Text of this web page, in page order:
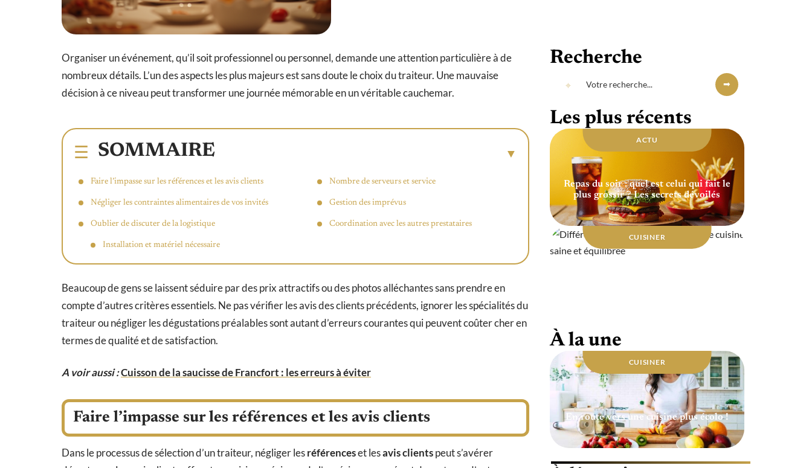
Organiser un événement, qu’il soit professionnel ou personnel, demande une attention particulière à de
nombreux détails. L’un des aspects les plus majeurs est sans doute le choix du traiteur. Une mauvaise
décision à ce niveau peut transformer une journée mémorable en un véritable cauchemar.
SOMMAIRE
Faire l’impasse sur les références et les avis clients
Négliger les contraintes alimentaires de vos invités
Oublier de discuter de la logistique
Installation et matériel nécessaire
Nombre de serveurs et service
Gestion des imprévus
Coordination avec les autres prestataires
Beaucoup de gens se laissent séduire par des prix attractifs ou des photos alléchantes sans prendre en
compte d’autres critères essentiels. Ne pas vérifier les avis des clients précédents, ignorer les spécialités du
traiteur ou négliger les dégustations préalables sont autant d’erreurs courantes qui peuvent coûter cher en
termes de qualité et de satisfaction.
A voir aussi :Cuisson de la saucisse de Francfort : les erreurs à éviter
Faire l’impasse sur les références et les avis clients
Dans le processus de sélection d’un traiteur, négliger lesréférenceset lesavis clientspeut s’avérer
Recherche
Les plus récents
ACTU
Repas du soir : quel est celui qui fait le
plus grossir ? Les secrets dévoilés
CUISINER
À la une
CUISINER
En route vers une cuisine plus écolo !